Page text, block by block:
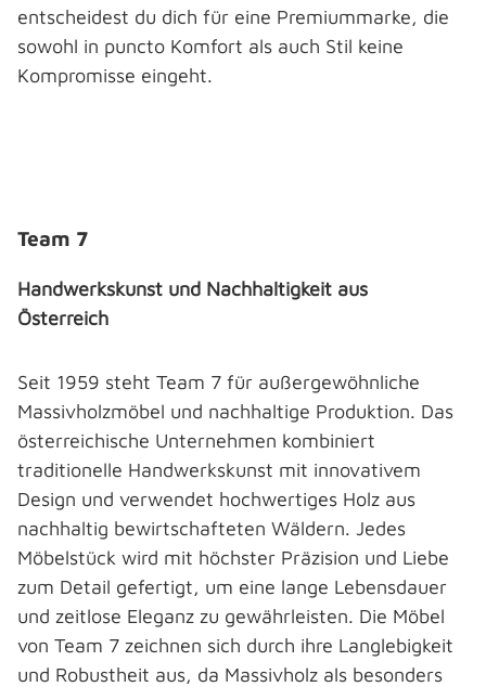
entscheidest du dich für eine Premiummarke, die
sowohl in puncto Komfort als auch Stil keine
Kompromisse eingeht.
Team 7
Handwerkskunst und Nachhaltigkeit aus
Österreich
Seit 1959 steht Team 7 für außergewöhnliche
Massivholzmöbel und nachhaltige Produktion. Das
österreichische Unternehmen kombiniert
traditionelle Handwerkskunst mit innovativem
Design und verwendet hochwertiges Holz aus
nachhaltig bewirtschafteten Wäldern. Jedes
Möbelstück wird mit höchster Präzision und Liebe
zum Detail gefertigt, um eine lange Lebensdauer
und zeitlose Eleganz zu gewährleisten. Die Möbel
von Team 7 zeichnen sich durch ihre Langlebigkeit
und Robustheit aus, da Massivholz als besonders